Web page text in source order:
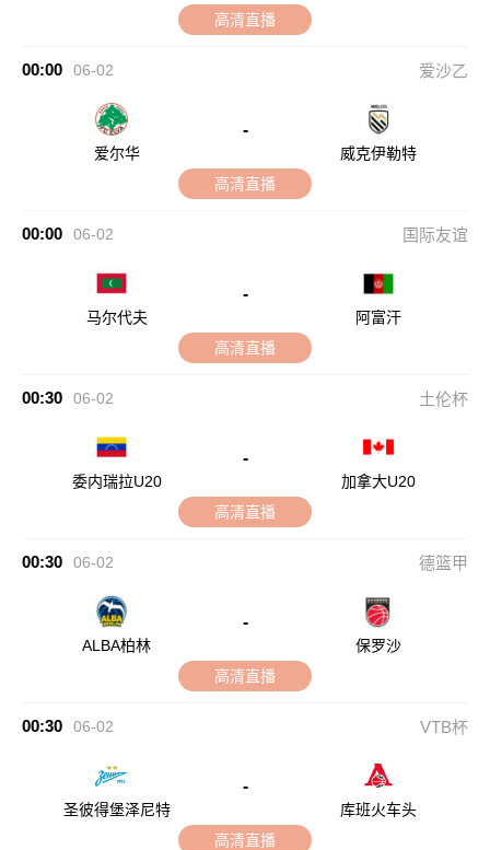
高清直播
00:00 06-02 爱沙乙
爱尔华
-
威克伊勒特
高清直播
00:00 06-02 国际友谊
马尔代夫
-
阿富汗
高清直播
00:30 06-02 土伦杯
委内瑞拉U20
-
加拿大U20
高清直播
00:30 06-02 德篮甲
ALBA柏林
-
保罗沙
高清直播
00:30 06-02 VTB杯
圣彼得堡泽尼特
-
库班火车头
高清直播